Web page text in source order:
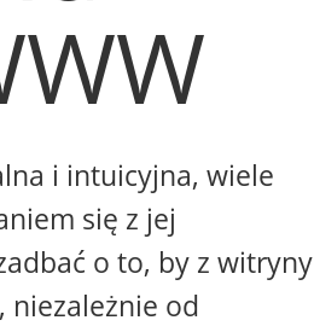
i intuicyjna, wiele
się z jej
o to, by z witryny
niezależnie od